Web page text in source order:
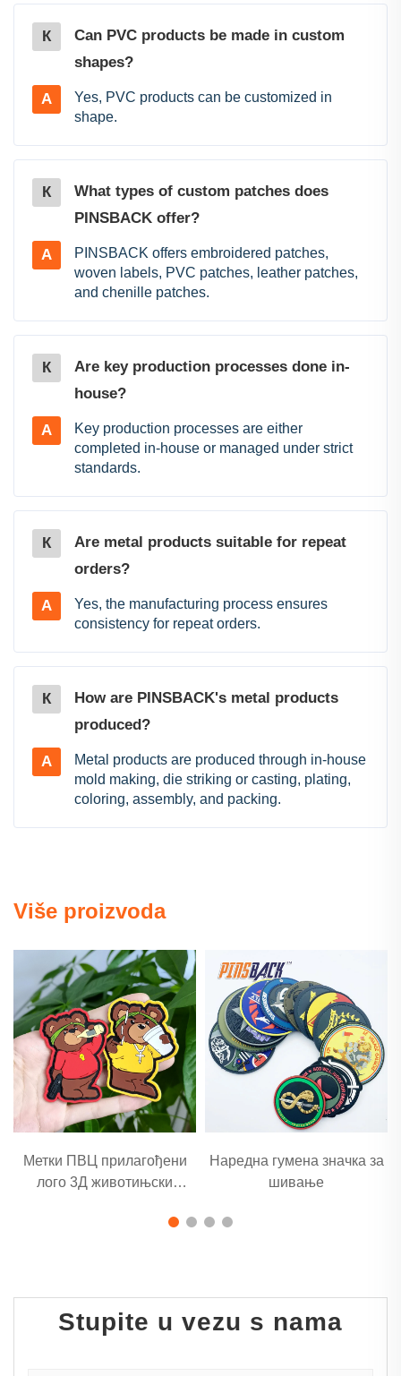
К
Can PVC products be made in custom
shapes?
A
Yes, PVC products can be customized in
shape.
К
What types of custom patches does
PINSBACK offer?
A
PINSBACK offers embroidered patches,
woven labels, PVC patches, leather patches,
and chenille patches.
К
Are key production processes done in-
house?
A
Key production processes are either
completed in-house or managed under strict
standards.
К
Are metal products suitable for repeat
orders?
A
Yes, the manufacturing process ensures
consistency for repeat orders.
К
How are PINSBACK's metal products
produced?
A
Metal products are produced through in-house
mold making, die striking or casting, plating,
coloring, assembly, and packing.
Više proizvoda
Метки ПВЦ прилагођени
лого 3Д животињски
Наредна гумена значка за
шивање
Stupite u vezu s nama